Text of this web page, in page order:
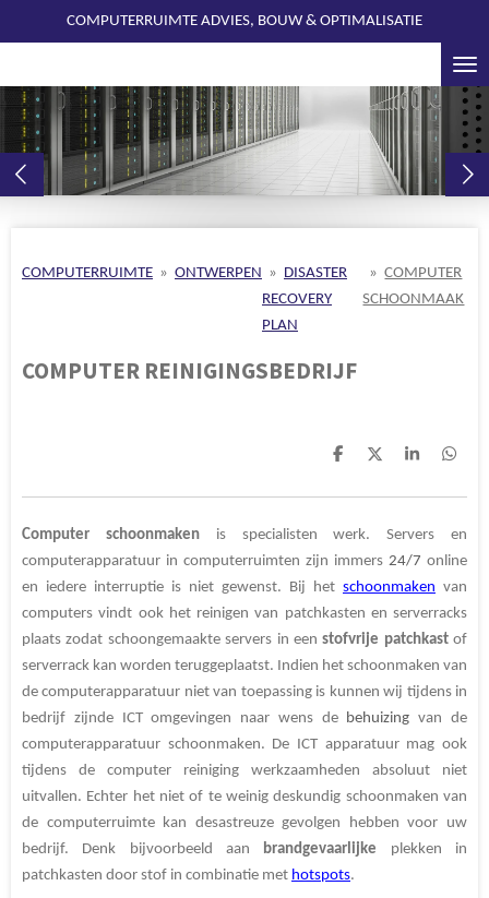
direct
de
hoofdinhoud
COMPUTERRUIMTE ADVIES, BOUW & OPTIMALISATIE
COMPUTERRUIMTE » ONTWERPEN » DISASTER
RECOVERY
PLAN
» COMPUTER
SCHOONMAAK
COMPUTER REINIGINGSBEDRIJF
D
D
S
D
Computer schoonmakenis specialisten werk. Servers en
computerapparatuur in computerruimten zijn immers 24/7 online
en iedere interruptie is niet gewenst.
Bij het schoonmaken van
computers vindt ook het reinigen van patchkasten en serverracks
plaats zodat schoongemaakte servers in eenstofvrije patchkastof
serverrack kan worden teruggeplaatst. Indien het schoonmaken van
de computerapparatuur niet van toepassing is kunnen wij tijdens in
bedrijf zijnde ICT omgevingen naar wens debehuizingvan de
computerapparatuur schoonmaken. De ICT apparatuur mag ook
tijdens de computer reiniging werkzaamheden absoluut niet
uitvallen. Echter het niet of te weinig deskundig schoonmaken van
de computerruimte kan desastreuze gevolgen hebben voor uw
bedrijf. Denk bijvoorbeeld aan
brandgevaarlijke plekken in
patchkasten door stof in combinatie met hotspots.